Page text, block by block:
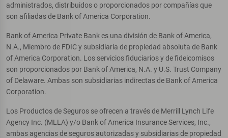
administrados, distribuidos o proporcionados por compañías que
son afiliadas de Bank of America Corporation.
Bank of America Private Bank es una división de Bank of America,
N.A., Miembro de FDIC y subsidiaria de propiedad absoluta de Bank
of America Corporation. Los servicios fiduciarios y de fideicomisos
son proporcionados por Bank of America, N.A. y U.S. Trust Company
of Delaware. Ambas son subsidiarias indirectas de Bank of America
Corporation.
Los Productos de Seguros se ofrecen a través de Merrill Lynch Life
Agency Inc. (MLLA) y/o Bank of America Insurance Services, Inc.,
ambas agencias de seguros autorizadas y subsidiarias de propiedad